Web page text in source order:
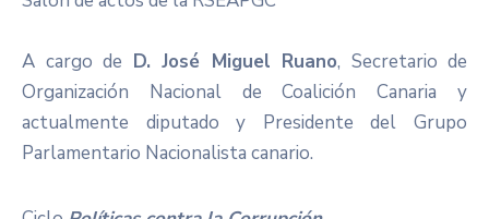
A cargo de D. José Miguel Ruano, Secretario de
Organización Nacional de Coalición Canaria y
actualmente diputado y Presidente del Grupo
Parlamentario Nacionalista canario.